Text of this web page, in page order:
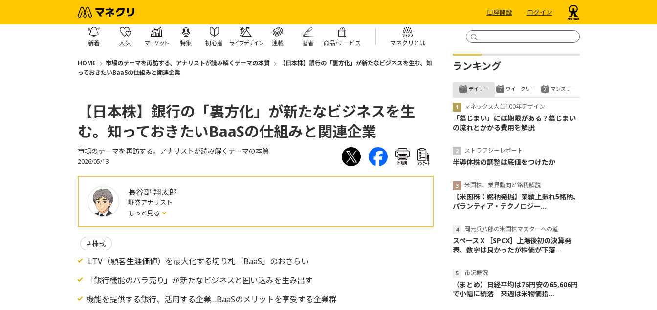
口座開設 ログイン
新着 人気 マーケット 特集 初心者 ライフデザイン 連載 著者 商品・サービス マネクリとは
HOME 市場のテーマを再訪する。アナリストが読み解くテーマの本質
【日本株】銀行の「裏方化」が新たなビジネスを生む。知
っておきたいBaaSの仕組みと関連企業
【日本株】銀行の「裏方化」が新たなビジネスを生
む。知っておきたいBaaSの仕組みと関連企業
市場のテーマを再訪する。アナリストが読み解くテーマの本質
2026/05/13 印刷 ｱﾝｹｰﾄ
長谷部 翔太郎
証券アナリスト
もっと見る
株式
LTV（顧客生涯価値）を最大化する切り札「BaaS」のおさらい
「銀行機能のバラ売り」が新たなビジネスと囲い込みを生み出す
機能を提供する銀行、活用する企業…BaaSのメリットを享受する企業群
ランキング
デイリー
マネックス人生100年デザイン
「墓じまい」には期限がある？墓じまい
の流れとかかる費用を解説
ストラテジーレポート
半導体株の調整は底値をつけたか
米国株、業界動向と銘柄解説
【米国株：銘柄発掘】業績上振れ5銘柄、
パランティア・テクノロジー...
岡元兵八郎の米国株マスターへの道
スペースＸ［SPCX］上場後初の決算発
表、数字は良かったが株価が下落...
市況概況
（まとめ）日経平均は76円安の65,606円
で小幅に続落 来週は米物価指...
ウイークリー マンスリー